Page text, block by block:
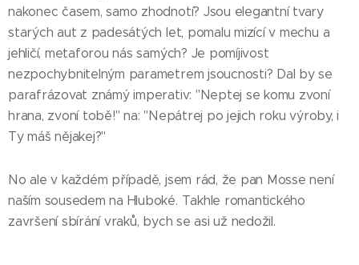
nakonec časem, samo zhodnotí? Jsou elegantní tvary
starých aut z padesátých let, pomalu mizící v mechu a
jehličí, metaforou nás samých? Je pomíjivost
nezpochybnitelným parametrem jsoucnosti? Dal by se
parafrázovat známý imperativ: "Neptej se komu zvoní
hrana, zvoní tobě!" na: "Nepátrej po jejich roku výroby, i
Ty máš nějakej?"
No ale v každém případě, jsem rád, že pan Mosse není
naším sousedem na Hluboké. Takhle romantického
završení sbírání vraků, bych se asi už nedožil.